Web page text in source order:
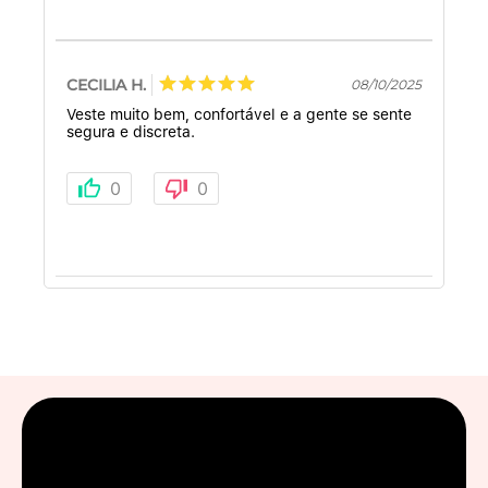
CECILIA H. 08/10/2025
Veste muito bem, confortável e a gente se sente
segura e discreta.
0 0